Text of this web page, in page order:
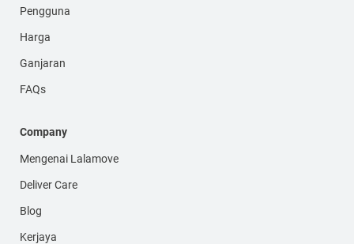
Pengguna
Harga
Ganjaran
FAQs
Company
Mengenai Lalamove
Deliver Care
Blog
Kerjaya